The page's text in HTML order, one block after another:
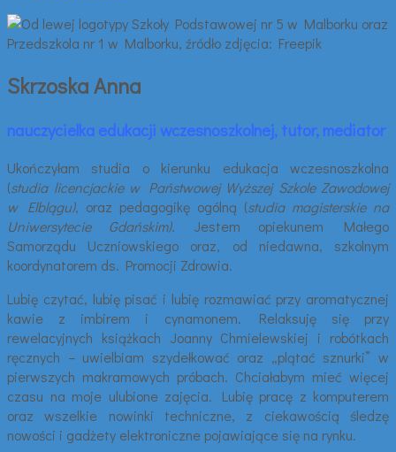
Skrzoska Anna
nauczycielka edukacji wczesnoszkolnej, tutor, mediator
Ukończyłam studia o kierunku edukacja wczesnoszkolna
(studia licencjackie w Państwowej Wyższej Szkole Zawodowej
w Elblągu), oraz pedagogikę ogólną (studia magisterskie na
Uniwersytecie Gdańskim). Jestem opiekunem Małego
Samorządu Uczniowskiego oraz, od niedawna, szkolnym
koordynatorem ds. Promocji Zdrowia.
Lubię czytać, lubię pisać i lubię rozmawiać przy aromatycznej
kawie z imbirem i cynamonem. Relaksuję się przy
rewelacyjnych książkach Joanny Chmielewskiej i robótkach
ręcznych – uwielbiam szydełkować oraz „plątać sznurki” w
pierwszych makramowych próbach. Chciałabym mieć więcej
czasu na moje ulubione zajęcia. Lubię pracę z komputerem
oraz wszelkie nowinki techniczne, z ciekawością śledzę
nowości i gadżety elektroniczne pojawiające się na rynku.